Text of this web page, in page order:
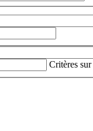
Critères sur